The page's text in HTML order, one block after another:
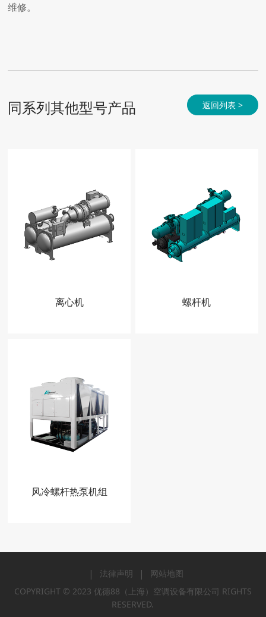
维修。
同系列其他型号产品 返回列表 >
离心机 螺杆机
风冷螺杆热泵机组
| 法律声明 |
网站地图
COPYRIGHT © 2023 优德88（上海）空调设备有限公司 RIGHTS
RESERVED.